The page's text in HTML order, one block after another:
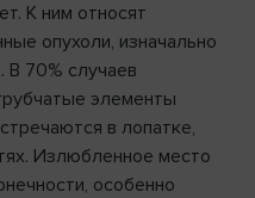
К ним относят
опухоли, изначально
В 70% случаев
элементы
в лопатке,
Излюбленное место
особенно